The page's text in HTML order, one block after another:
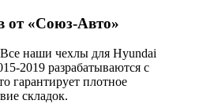
от «Союз-Авто»
Все наши чехлы для Hyundai
2019 разрабатываются с
гарантирует плотное
складок.